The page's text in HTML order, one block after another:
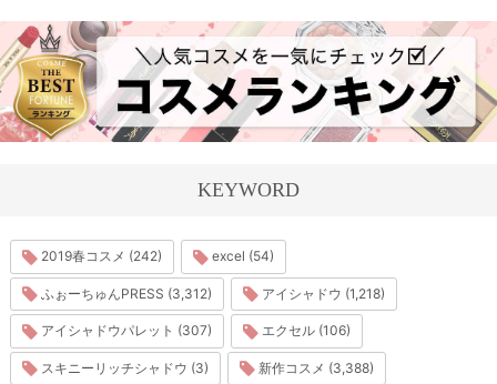
KEYWORD
2019春コスメ (242) excel (54)
ふぉーちゅんPRESS (3,312) アイシャドウ (1,218)
アイシャドウパレット (307) エクセル (106)
スキニーリッチシャドウ (3) 新作コスメ (3,388)